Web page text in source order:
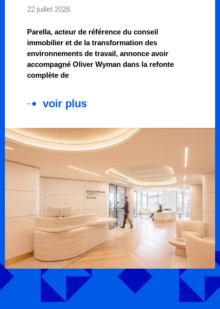
22 juillet 2026
Parella, acteur de référence du conseil
immobilier et de la transformation des
environnements de travail, annonce avoir
accompagné Oliver Wyman dans la refonte
complète de
voir plus